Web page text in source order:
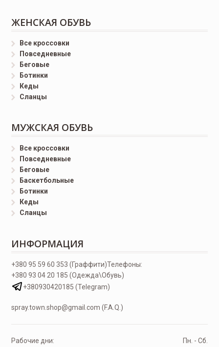
ЖЕНСКАЯ ОБУВЬ
Все кроссовки
Повседневные
Беговые
Ботинки
Кеды
Сланцы
МУЖСКАЯ ОБУВЬ
Все кроссовки
Повседневные
Беговые
Баскетбольные
Ботинки
Кеды
Сланцы
ИНФОРМАЦИЯ
Телефоны:
+380 95 59 60 353 (Граффити)
+380 93 04 20 185 (Одежда\Обувь)
+380930420185 (Telegram)
spray.town.shop@gmail.com (F.A.Q.)
Рабочие дни:
Пн. - Сб.